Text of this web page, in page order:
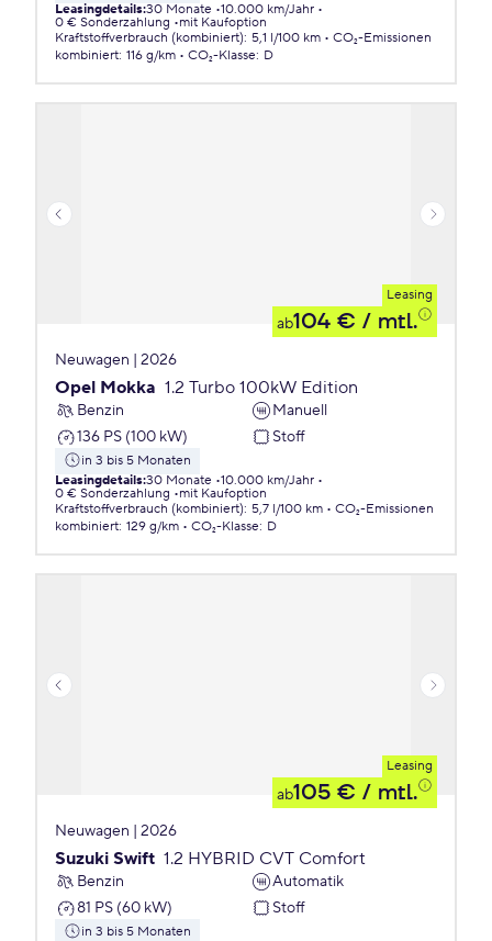
Leasingdetails:30 Monate 10.000 km/Jahr
0 € Sonderzahlung
mit Kaufoption
Kraftstoffverbrauch (kombiniert): 5,1 l/100 km
CO₂-Emissionen
kombiniert: 116 g/km CO₂-Klasse: D
Leasing
ab104 € / mtl.
Neuwagen | 2026
Opel Mokka 1.2 Turbo 100kW Edition
Benzin
Manuell
136 PS (100 kW)
Stoff
in 3 bis 5 Monaten
Leasingdetails:30 Monate 10.000 km/Jahr
0 € Sonderzahlung
mit Kaufoption
Kraftstoffverbrauch (kombiniert): 5,7 l/100 km
CO₂-Emissionen
kombiniert: 129 g/km CO₂-Klasse: D
Leasing
ab105 € / mtl.
Neuwagen | 2026
Suzuki Swift 1.2 HYBRID CVT Comfort
Benzin
Automatik
81 PS (60 kW)
Stoff
in 3 bis 5 Monaten